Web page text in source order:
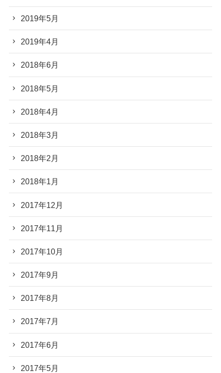
2019年5月
2019年4月
2018年6月
2018年5月
2018年4月
2018年3月
2018年2月
2018年1月
2017年12月
2017年11月
2017年10月
2017年9月
2017年8月
2017年7月
2017年6月
2017年5月